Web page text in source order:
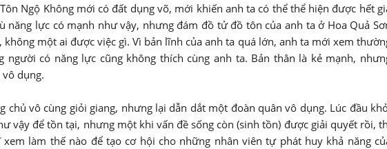
Ngộ Không mới có đất dụng võ, mới khiến anh ta có thể thể hiện được hết
năng lực có mạnh như vậy, nhưng đám đồ tử đồ tôn của anh ta ở Hoa Quả
một ai được việc gì. Vì bản lĩnh của anh ta quá lớn, anh ta mới xem
người có năng lực cũng không thích cùng anh ta. Bản thân là kẻ mạnh,
dụng.
chủ vô cùng giỏi giang, nhưng lại dẫn dắt một đoàn quân vô dụng. Lúc đầu
vậy để tồn tại, nhưng một khi vấn đề sống còn (sinh tồn) được giải quyết rồi,
làm thế nào để tạo cơ hội cho những nhân viên tự phát huy khả năng